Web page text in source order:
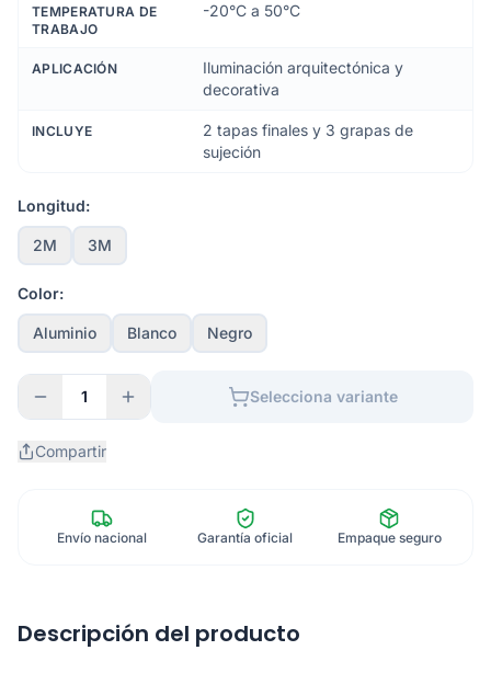
TEMPERATURA DE
TRABAJO
-20°C a 50°C
APLICACIÓN
Iluminación arquitectónica y
decorativa
INCLUYE
2 tapas finales y 3 grapas de
sujeción
Longitud:
2M 3M
Color:
Aluminio Blanco Negro
1 Selecciona variante
Compartir
Envío nacional Garantía oficial Empaque seguro
Descripción del producto